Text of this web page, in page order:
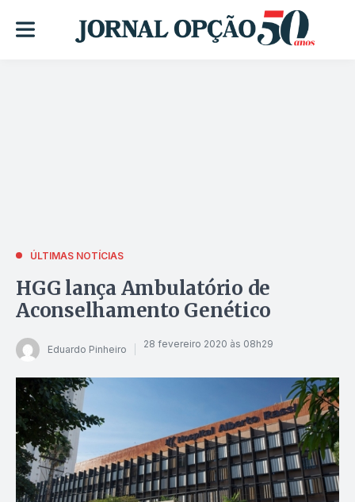
ÚLTIMAS NOTÍCIAS
HGG lança Ambulatório de
Aconselhamento Genético
Eduardo Pinheiro 28 fevereiro 2020 às 08h29